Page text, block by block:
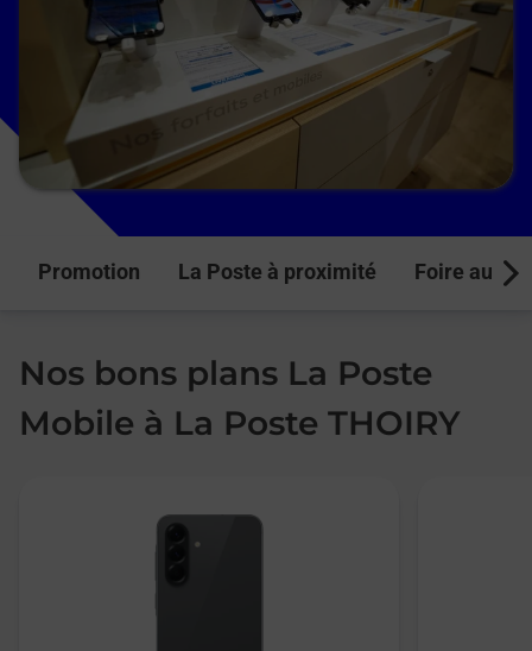
Promotion La Poste à proximité Foire aux
Nos bons plans La Poste
Mobile à La Poste THOIRY